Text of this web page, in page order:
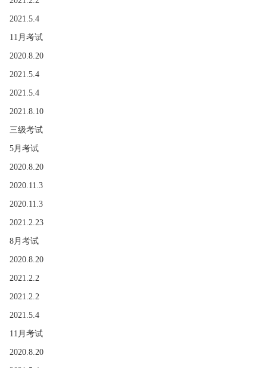
2021.5.4
11月考试
2020.8.20
2021.5.4
2021.5.4
2021.8.10
三级考试
5月考试
2020.8.20
2020.11.3
2020.11.3
2021.2.23
8月考试
2020.8.20
2021.2.2
2021.2.2
2021.5.4
11月考试
2020.8.20